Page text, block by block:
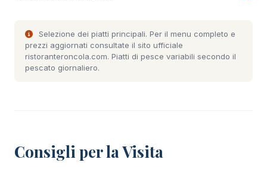
Selezione dei piatti principali. Per il menu completo e
prezzi aggiornati consultate il sito ufficiale
ristoranteroncola.com. Piatti di pesce variabili secondo il
pescato giornaliero.
Consigli per la Visita